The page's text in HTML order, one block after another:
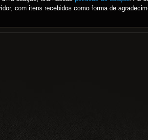
com itens recebidos como forma de